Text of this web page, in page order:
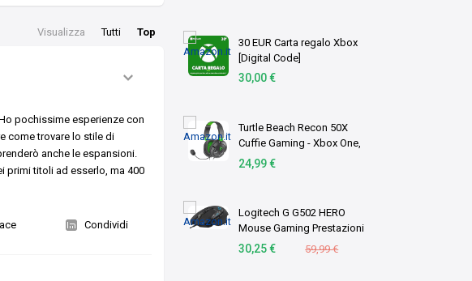
30 EUR Carta regalo Xbox
[Digital Code]
30,00 €
Turtle Beach Recon 50X
Cuffie Gaming - Xbox One,
PS4, Nintendo Switch e PC
24,99 €
Logitech G G502 HERO
Mouse Gaming Prestazioni
Elevate
30,25 € 59,99 €
Visualizza Tutti Top
pochissime esperienze con
come trovare lo stile di
anche le espansioni.
primi titoli ad esserlo, ma 400
Condividi